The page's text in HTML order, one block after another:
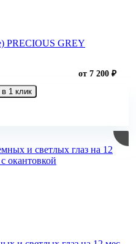
PRECIOUS GREY
от 7 200 ₽
в 1 клик